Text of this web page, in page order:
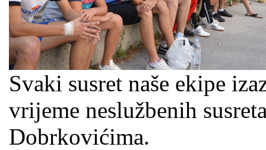
Svaki susret naše ekipe
vrijeme neslužbenih
Dobrkovićima.